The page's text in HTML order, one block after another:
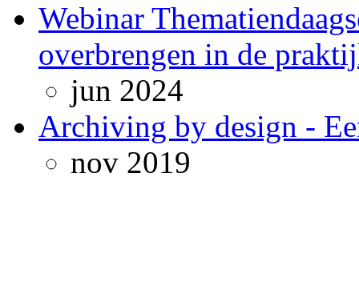
Webinar
overbrengen in de
jun 2024
Archiving by design -
nov 2019